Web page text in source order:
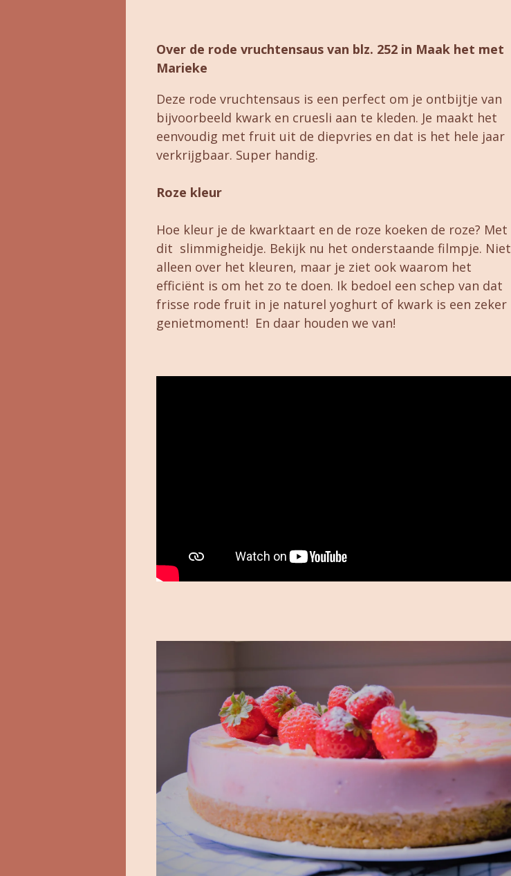
Over de rode vruchtensaus van blz. 252 in Maak het met
Marieke
Deze rode vruchtensaus is een perfect om je ontbijtje van
bijvoorbeeld kwark en cruesli aan te kleden. Je maakt het
eenvoudig met fruit uit de diepvries en dat is het hele jaar
verkrijgbaar. Super handig.
Roze kleur
Hoe kleur je de kwarktaart en de roze koeken de roze? Met
dit slimmigheidje. Bekijk nu het onderstaande filmpje. Niet
alleen over het kleuren, maar je ziet ook waarom het
efficiënt is om het zo te doen. Ik bedoel een schep van dat
frisse rode fruit in je naturel yoghurt of kwark is een zeker
genietmoment! En daar houden we van!